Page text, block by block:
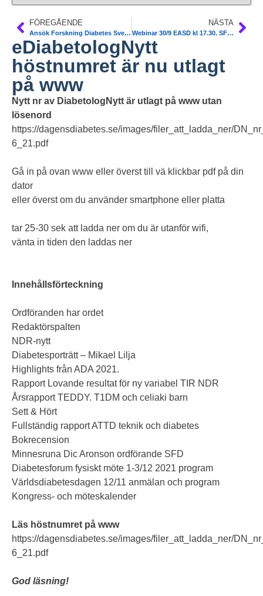
FÖREGÅENDE
Ansök Forskning Diabetes Sverige 20/9
NÄSTA
Webinar 30/9 EASD kl 17.30. SFD SLS. Fritt
eDiabetologNytt
höstnumret är nu utlagt
på www
Nytt nr av DiabetologNytt är utlagt på www utan
lösenord
https://dagensdiabetes.se/images/filer_att_ladda_ner/
6_21.pdf
Gå in på ovan www eller överst till vä klickbar pdf på din
dator
eller överst om du använder smartphone eller platta
tar 25-30 sek att ladda ner om du är utanför wifi,
vänta in tiden den laddas ner
Innehållsförteckning
Ordföranden har ordet
Redaktörspalten
NDR-nytt
Diabetesporträtt – Mikael Lilja
Highlights från ADA 2021.
Rapport Lovande resultat för ny variabel TIR NDR
Årsrapport TEDDY. T1DM och celiaki barn
Sett & Hört
Fullständig rapport ATTD teknik och diabetes
Bokrecension
Minnesruna Dic Aronson ordförande SFD
Diabetesforum fysiskt möte 1-3/12 2021 program
Världsdiabetesdagen 12/11 anmälan och program
Kongress- och möteskalender
Läs höstnumret på www
https://dagensdiabetes.se/images/filer_att_ladda_ner/
6_21.pdf
God läsning!